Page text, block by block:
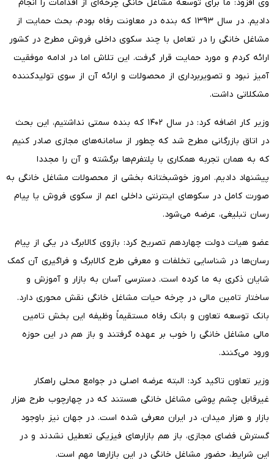
وی افزود: ما برای توسعه مشاغل خانگی چرخه‌ای از اقدامات را انجام
دادیم. در سال ۱۳۹۳ که بنده در معاونت رفاه بودم، بحث حمایت از
مشاغل خانگی را در تعامل با چند سکوی داخلی فروش مطرح در کشور
ارائه کردم و مورد حمایت قرار گرفت. این تلاش اما در ادامه موفقیت
آمیز نبود و تصویربرداری از محصولات و ارائه آن از سوی تولیدکننده
مشکلاتی داشت.
وزیر کار اضافه کرد: در سال ۱۴۰۲ که بنده سمتی نداشتیم، این بحث
در اتاق بازرگانی مطرح شد که چطور از سامانه‌های مجازی صادر کنیم
که به همان تجربه همکاری با پلتفرم‌ها برگشته و آن را مجددا
پیشنهاد دادیم. امروز خوشبختانه بخشی از محصولات مشاغل خانگی به
صورت کامل در سکوهای اینترنتی داخلی اعم از سکوی فروش یا پیام
رسان تبلیغی، عرضه می‌شود.
عضو هیات دولت چهاردهم تصریح کرد: بازوی کالابرگ در یکی از پیام
رسان‌ها در شناسایی تخلفات و معرفی طرح کالابرگ و فراگیری آن کمک
شایان ذکری به ما کرده است. دسترسی آسان به بازار و آموزش و
ساختار تامین مالی در چرخه حیات مشاغل خانگی نقش محوری دارد.
بانک توسعه تعاون و بانک رفاه مستقیماً وظیفه این بخش تامین
مالی مشاغل خانگی را خوب بر عهده گرفتند و باز هم در این حوزه
ورود می‌کنند.
وزیر تعاون تاکید کرد: البته عرضه اصلی در جوامع محلی راهکار
غیرقابل چشم پوشی مشاغل خانگی هستند که در چهارچوب طرح هزار
بازار و هزار میدان، در ایران معرفی شده است. در جهان نیز باوجود
گسترش فضای مجازی، باز هم بازارهای فیزیکی تعطیل نشدند و در
این شرایط، حضور مشاغل خانگی در این بازارها مهم است.